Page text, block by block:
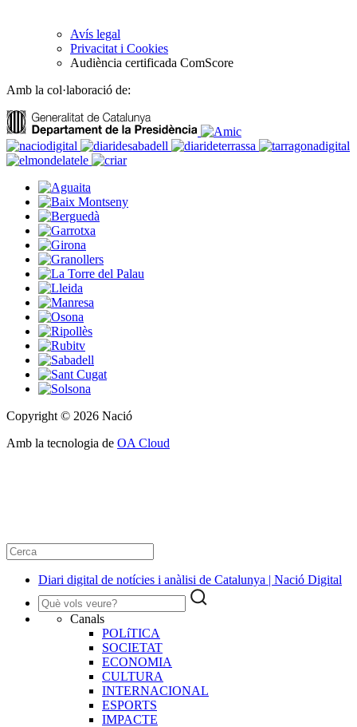
Avís legal
Privacitat i Cookies
Audiència certificada ComScore
Amb la col·laboració de:
Copyright © 2026 Nació
Amb la tecnologia de OA Cloud
Diari digital de notícies i anàlisi de Catalunya | Nació Digital
Canals
POLíTICA
SOCIETAT
ECONOMIA
CULTURA
INTERNACIONAL
ESPORTS
IMPACTE